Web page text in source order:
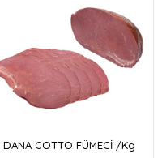
DANA COTTO FÜMECİ /Kg